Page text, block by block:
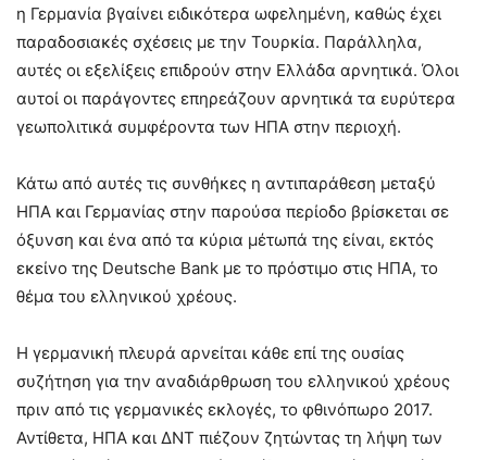
η Γερμανία βγαίνει ειδικότερα ωφελημένη, καθώς έχει
παραδοσιακές σχέσεις με την Τουρκία. Παράλληλα,
αυτές οι εξελίξεις επιδρούν στην Ελλάδα αρνητικά. Όλοι
αυτοί οι παράγοντες επηρεάζουν αρνητικά τα ευρύτερα
γεωπολιτικά συμφέροντα των ΗΠΑ στην περιοχή.
Κάτω από αυτές τις συνθήκες η αντιπαράθεση μεταξύ
ΗΠΑ και Γερμανίας στην παρούσα περίοδο βρίσκεται σε
όξυνση και ένα από τα κύρια μέτωπά της είναι, εκτός
εκείνο της Deutsche Bank με το πρόστιμο στις ΗΠΑ, το
θέμα του ελληνικού χρέους.
Η γερμανική πλευρά αρνείται κάθε επί της ουσίας
συζήτηση για την αναδιάρθρωση του ελληνικού χρέους
πριν από τις γερμανικές εκλογές, το φθινόπωρο 2017.
Αντίθετα, ΗΠΑ και ΔΝΤ πιέζουν ζητώντας τη λήψη των